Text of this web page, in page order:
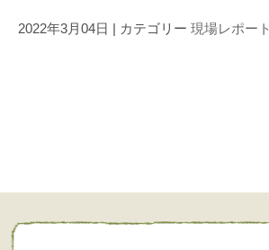
2022年3月04日 | カテゴリー 現場レポート